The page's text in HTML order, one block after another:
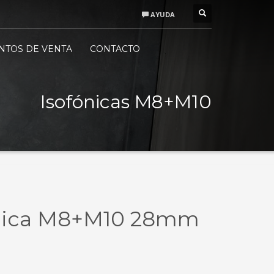
PROFESIONAL
a Jueves:
AYUDA
DE VENTA CONTACTO
Isofónicas M8+M10
M8+M10 28mm